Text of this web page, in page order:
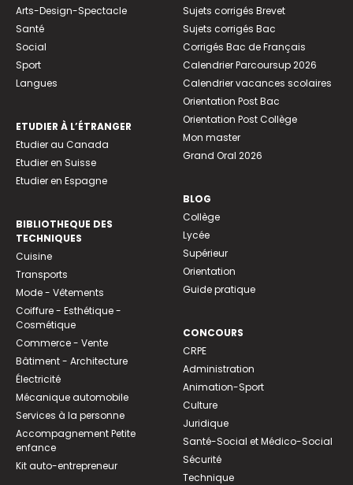
Arts-Design-Spectacle
Santé
Social
Sport
Langues
ETUDIER À L’ÉTRANGER
Etudier au Canada
Etudier en Suisse
Etudier en Espagne
BIBLIOTHEQUE DES
TECHNIQUES
Cuisine
Transports
Mode - Vêtements
Coiffure - Esthétique -
Cosmétique
Commerce - Vente
Bâtiment - Architecture
Électricité
Mécanique automobile
Services à la personne
Accompagnement Petite
enfance
Kit auto-entrepreneur
Sujets corrigés Brevet
Sujets corrigés Bac
Corrigés Bac de Français
Calendrier Parcoursup 2026
Calendrier vacances scolaires
Orientation Post Bac
Orientation Post Collège
Mon master
Grand Oral 2026
BLOG
Collège
Lycée
Supérieur
Orientation
Guide pratique
CONCOURS
CRPE
Administration
Animation-Sport
Culture
Juridique
Santé-Social et Médico-Social
Sécurité
Technique